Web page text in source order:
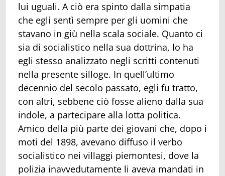
lui uguali. A ciò era spinto dalla simpatia
che egli sentì sempre per gli uomini che
stavano in giù nella scala sociale. Quanto ci
sia di socialistico nella sua dottrina, lo ha
egli stesso analizzato negli scritti contenuti
nella presente silloge. In quell’ultimo
decennio del secolo passato, egli fu tratto,
con altri, sebbene ciò fosse alieno dalla sua
indole, a partecipare alla lotta politica.
Amico della più parte dei giovani che, dopo i
moti del 1898, avevano diffuso il verbo
socialistico nei villaggi piemontesi, dove la
polizia inavvedutamente li aveva mandati in